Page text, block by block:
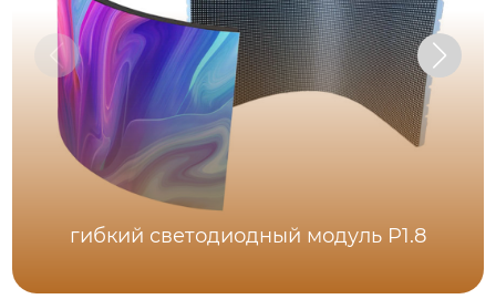
гибкий светодиодный модуль P1.8